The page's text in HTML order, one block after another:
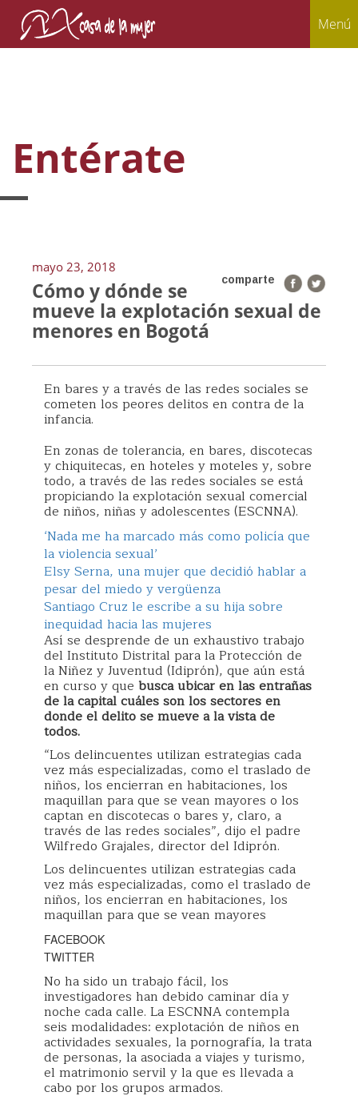
Menú
Entérate
mayo 23, 2018
comparte
Cómo y dónde se
mueve la explotación sexual de
menores en Bogotá
En bares y a través de las redes sociales se
cometen los peores delitos en contra de la
infancia.
En zonas de tolerancia, en bares, discotecas
y chiquitecas, en hoteles y moteles y, sobre
todo, a través de las redes sociales se está
propiciando la explotación sexual comercial
de niños, niñas y adolescentes (ESCNNA).
‘Nada me ha marcado más como policía que
la violencia sexual’
Elsy Serna, una mujer que decidió hablar a
pesar del miedo y vergüenza
Santiago Cruz le escribe a su hija sobre
inequidad hacia las mujeres
Así se desprende de un exhaustivo trabajo
del Instituto Distrital para la Protección de
la Niñez y Juventud (Idiprón), que aún está
en curso y que busca ubicar en las entrañas
de la capital cuáles son los sectores en
donde el delito se mueve a la vista de
todos.
“Los delincuentes utilizan estrategias cada
vez más especializadas, como el traslado de
niños, los encierran en habitaciones, los
maquillan para que se vean mayores o los
captan en discotecas o bares y, claro, a
través de las redes sociales”, dijo el padre
Wilfredo Grajales, director del Idiprón.
Los delincuentes utilizan estrategias cada
vez más especializadas, como el traslado de
niños, los encierran en habitaciones, los
maquillan para que se vean mayores
FACEBOOK
TWITTER
No ha sido un trabajo fácil, los
investigadores han debido caminar día y
noche cada calle. La ESCNNA contempla
seis modalidades: explotación de niños en
actividades sexuales, la pornografía, la trata
de personas, la asociada a viajes y turismo,
el matrimonio servil y la que es llevada a
cabo por los grupos armados.